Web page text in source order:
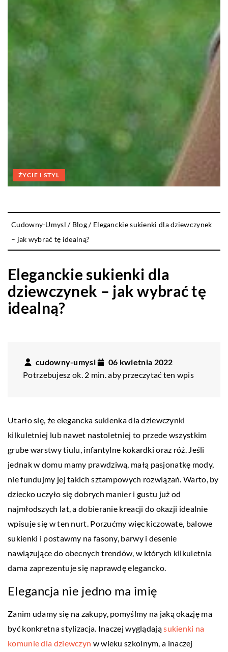
ŻYCIE I STYL
Cudowny-Umysl / Blog/ Eleganckie sukienki dla dziewczynek
– jak wybrać tę idealną?
Eleganckie sukienki dla
dziewczynek – jak wybrać tę
idealną?
cudowny-umysl
06 kwietnia 2022
Potrzebujesz ok. 2 min. aby przeczytać ten wpis
Utarło się, że elegancka sukienka dla dziewczynki
kilkuletniej lub nawet nastoletniej to przede wszystkim
grube warstwy tiulu, infantylne kokardki oraz róż. Jeśli
jednak w domu mamy prawdziwą, małą pasjonatkę mody,
nie fundujmy jej takich sztampowych rozwiązań. Warto, by
dziecko uczyło się dobrych manier i gustu już od
najmłodszych lat, a dobieranie kreacji do okazji idealnie
wpisuje się w ten nurt. Porzućmy więc kiczowate, balowe
sukienki i postawmy na fasony, barwy i desenie
nawiązujące do obecnych trendów, w których kilkuletnia
dama zaprezentuje się naprawdę elegancko.
Elegancja nie jedno ma imię
Zanim udamy się na zakupy, pomyślmy na jaką okazję ma
być konkretna stylizacja. Inaczej wyglądająsukienki na
komunie dla dziewczyn w wieku szkolnym, a inaczej